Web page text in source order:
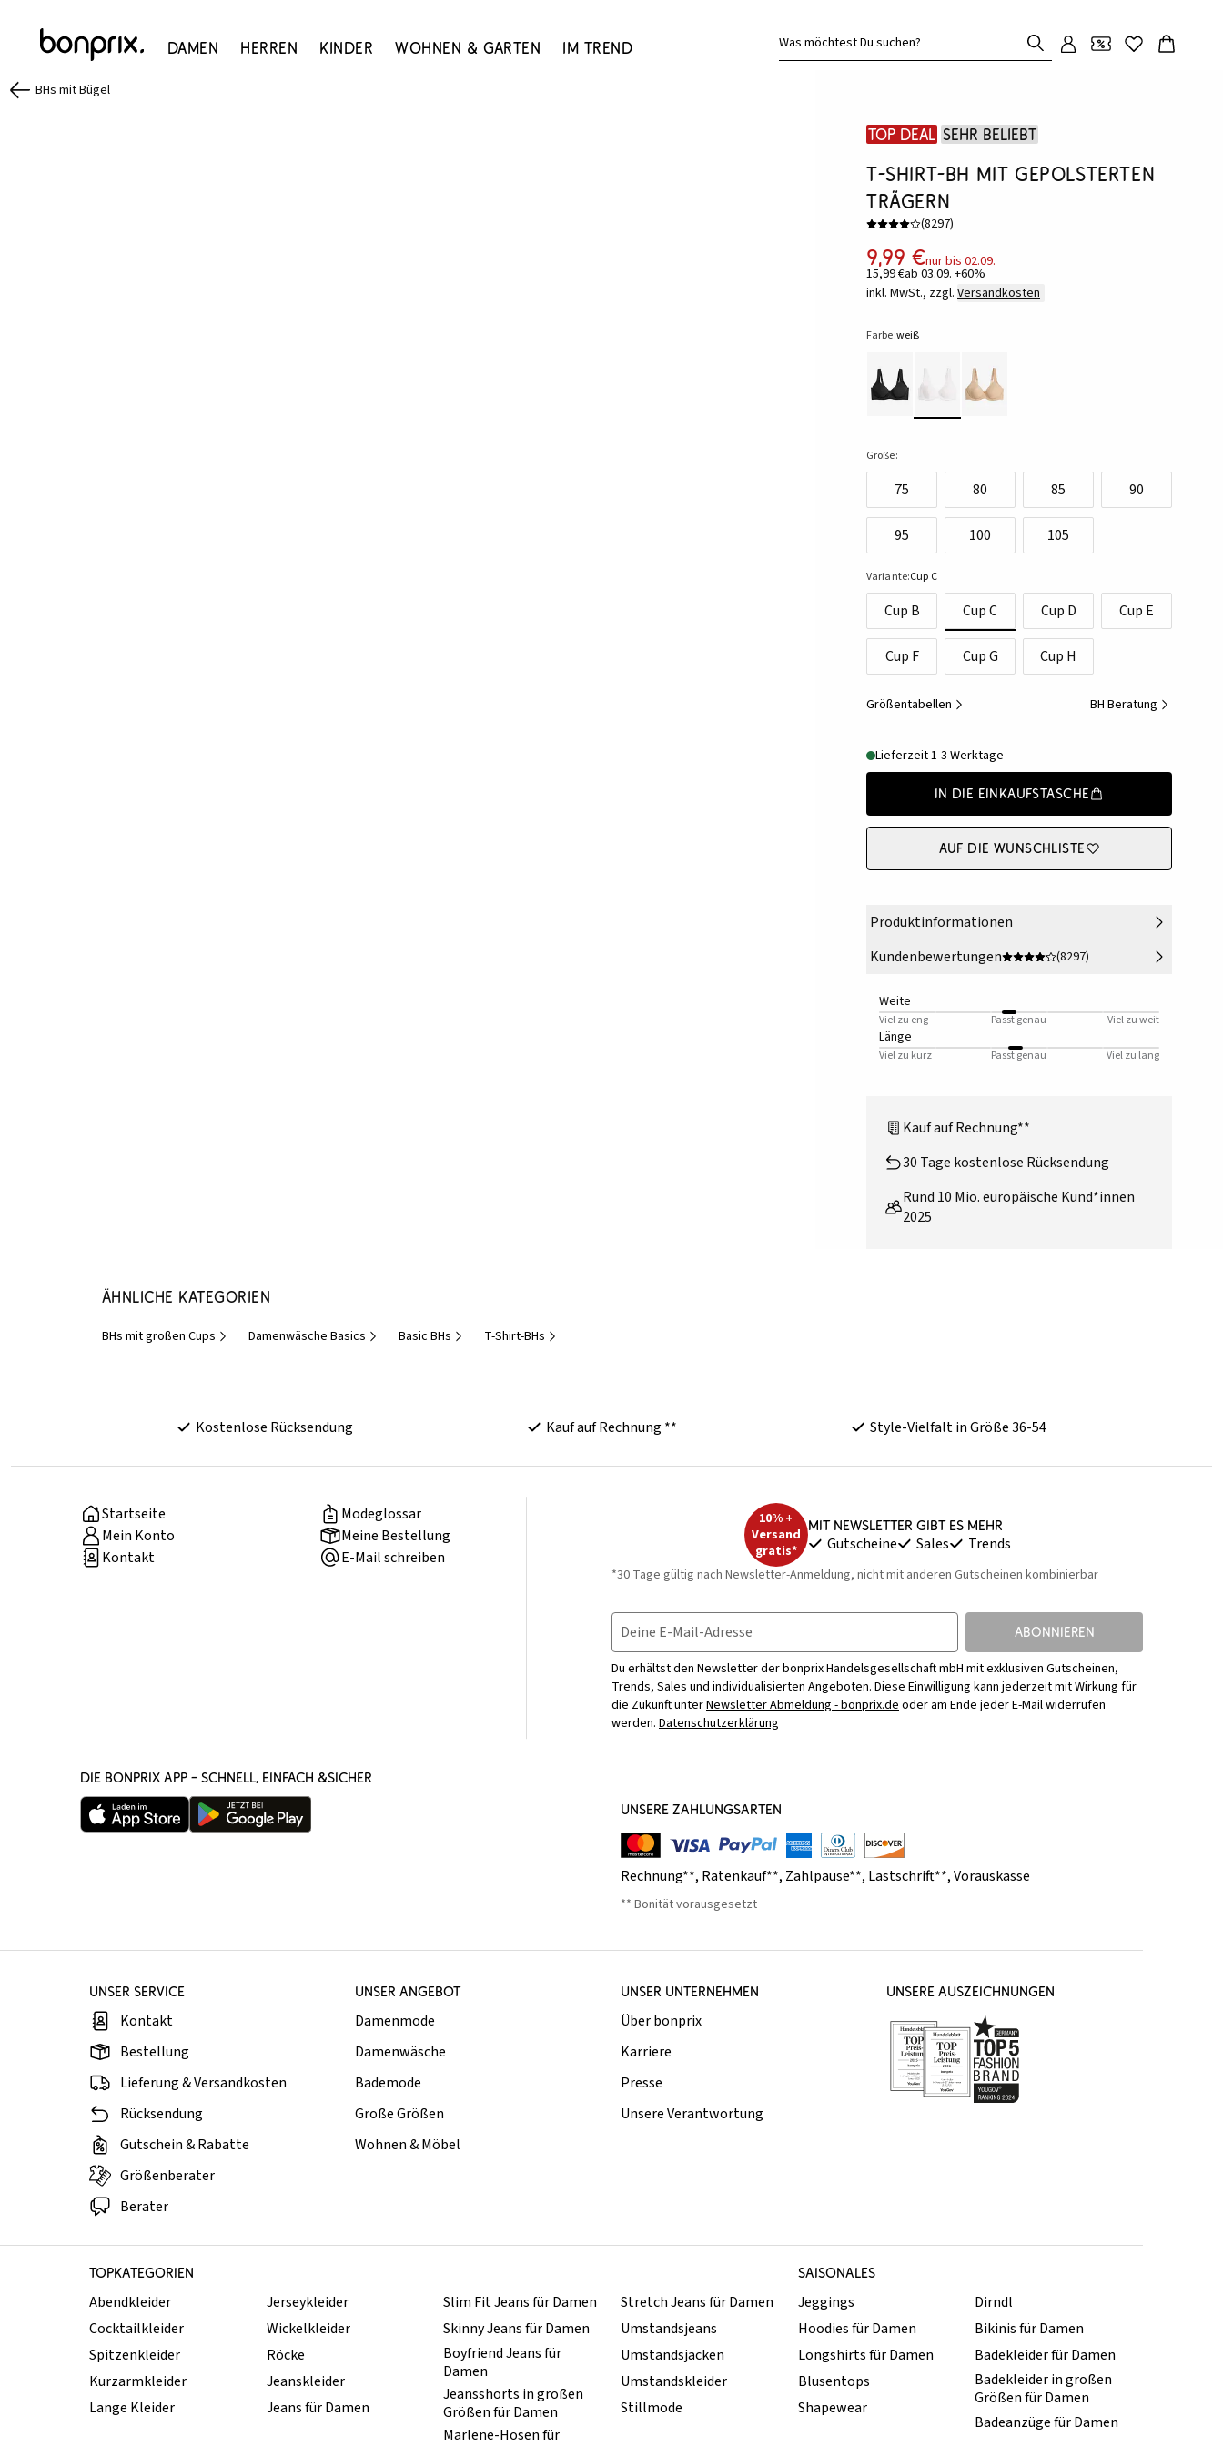
Damen Herren Kinder Wohnen & Garten Im Trend Was möchtest Du suchen?
BHs mit Bügel
Top Deal Sehr beliebt
T-Shirt-BH mit gepolsterten
Trägern
(8297)
9,99 €nur bis 02.09.
15,99 €ab 03.09. +60%
inkl. MwSt., zzgl. Versandkosten
Farbe:weiß
Größe:
75 80 85 90
95 100 105
Variante:Cup C
Cup B Cup C Cup D Cup E
Cup F Cup G Cup H
Größentabellen BH Beratung
Lieferzeit 1-3 Werktage
In die Einkaufstasche
Auf die Wunschliste
Produktinformationen
Kundenbewertungen
(8297)
Weite
Viel zu eng Passt genau Viel zu weit
Länge
Viel zu kurz Passt genau Viel zu lang
Kauf auf Rechnung**
30 Tage kostenlose Rücksendung
Rund 10 Mio. europäische Kund*innen
2025
Ähnliche Kategorien
BHs mit großen Cups Damenwäsche Basics Basic BHs T-Shirt-BHs
Kostenlose Rücksendung Kauf auf Rechnung ** Style-Vielfalt in Größe 36-54
Startseite
Modeglossar
Mein Konto
Meine Bestellung
Kontakt
E-Mail schreiben
10% +
Versand
gratis*
Mit Newsletter gibt es mehr
Gutscheine Sales Trends
*30 Tage gültig nach Newsletter-Anmeldung, nicht mit anderen Gutscheinen kombinierbar
Deine E-Mail-Adresse ABONNIEREN
Du erhältst den Newsletter der bonprix Handelsgesellschaft mbH mit exklusiven Gutscheinen,
Trends, Sales und individualisierten Angeboten. Diese Einwilligung kann jederzeit mit Wirkung für
die Zukunft unterNewsletter Abmeldung - bonprix.deoder am Ende jeder E-Mail widerrufen
werden. Datenschutzerklärung
DIE BONPRIX APP – SCHNELL, EINFACH &SICHER
UNSERE ZAHLUNGSARTEN
Rechnung**, Ratenkauf**, Zahlpause**, Lastschrift**,Vorauskasse
** Bonität vorausgesetzt
UNSER SERVICE
Kontakt
Bestellung
Lieferung & Versandkosten
Rücksendung
Gutschein & Rabatte
Größenberater
Berater
UNSER ANGEBOT
Damenmode
Damenwäsche
Bademode
Große Größen
Wohnen & Möbel
UNSER UNTERNEHMEN
Über bonprix
Karriere
Presse
Unsere Verantwortung
UNSERE AUSZEICHNUNGEN
TOPKATEGORIEN SAISONALES
Abendkleider
Cocktailkleider
Spitzenkleider
Kurzarmkleider
Lange Kleider
Jerseykleider
Wickelkleider
Röcke
Jeanskleider
Jeans für Damen
Slim Fit Jeans für Damen
Skinny Jeans für Damen
Boyfriend Jeans für
Damen
Jeansshorts in großen
Größen für Damen
Marlene-Hosen für
Stretch Jeans für Damen
Umstandsjeans
Umstandsjacken
Umstandskleider
Stillmode
Jeggings
Hoodies für Damen
Longshirts für Damen
Blusentops
Shapewear
Dirndl
Bikinis für Damen
Badekleider für Damen
Badekleider in großen
Größen für Damen
Badeanzüge für Damen